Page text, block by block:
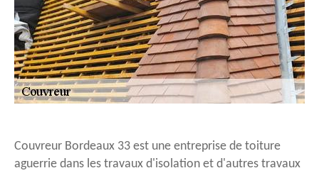
Couvreur Bordeaux 33 est une entreprise de toiture
aguerrie dans les travaux d'isolation et d'autres travaux